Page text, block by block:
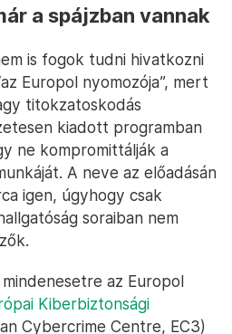
a spájzban vannak
is fogok tudni hivatkozni
Europol nyomozója”, mert
titokzatoskodás
kiadott programban
ne kompromittálják a
A neve az előadásán
igen, úgyhogy csak
soraiban nem
az Europol
Kiberbiztonsági
Cybercrime Centre, EC3)